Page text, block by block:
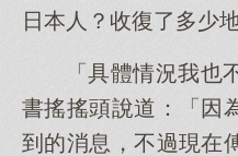
日本人？收復了多少
「具體情況我也
書搖搖頭說道：「因
到的消息，不過現在